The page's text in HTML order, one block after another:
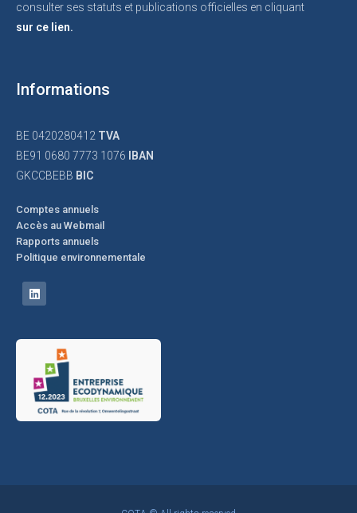
consulter ses statuts et publications officielles en cliquant
sur ce lien.
Informations
BE 0420280412 TVA
BE91 0680 7773 1076
IBAN
GKCCBEBB BIC
Comptes annuels
Accès au Webmail
Rapports annuels
Politique environnementale